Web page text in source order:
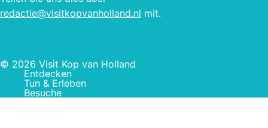
redactie@visitkopvanholland.nl mit.
© 2026 Visit Kop van Holland
Entdecken
Tun & Erleben
Besuche